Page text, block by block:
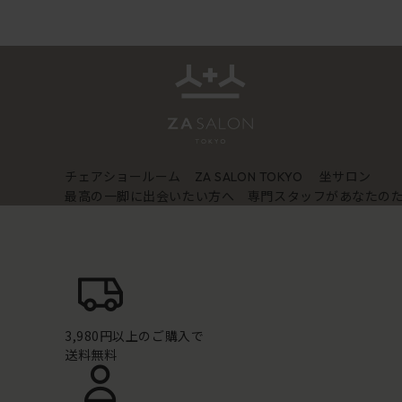
チェアショールーム ZA SALON TOKYO
坐サロン
最高の一脚に出会いたい方へ 専門スタッフがあなたの
3,980円以上のご購入で
送料無料